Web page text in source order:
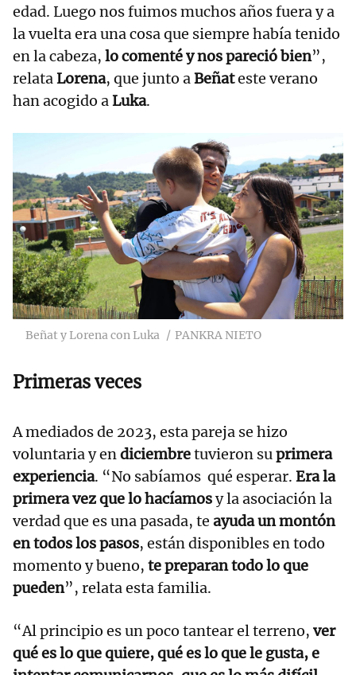
edad. Luego nos fuimos muchos años fuera y a
la vuelta era una cosa que siempre había tenido
en la cabeza, lo comenté y nos pareció bien”,
relataLorena, que junto aBeñateste verano
han acogido aLuka.
Beñat y Lorena con Luka PANKRA NIETO
Primeras veces
A mediados de 2023, esta pareja se hizo
voluntaria y endiciembretuvieron suprimera
experiencia. “No sabíamos qué esperar. Era la
primera vez que lo hacíamosy la asociación la
verdad que es una pasada, te ayuda un montón
en todos los pasos, están disponibles en todo
momento y bueno, te preparan todo lo que
pueden”, relata esta familia.
“Al principio es un poco tantear el terreno, ver
qué es lo que quiere, qué es lo que le gusta, e